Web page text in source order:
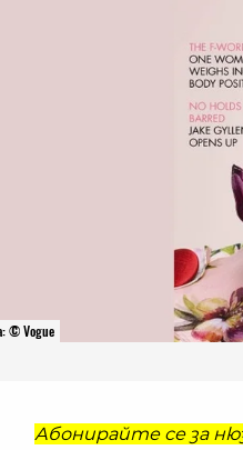
© Vogue
Абонирайте се за